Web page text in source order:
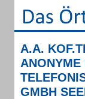
A.A.
ANONYME
GMBH